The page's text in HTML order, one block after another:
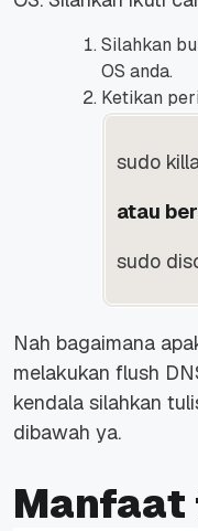
Silahkan
OS anda.
Ketikan
sudo
atau
sudo
Nah bagaimana
melakukan flush
kendala silahkan
dibawah ya.
Manfaat